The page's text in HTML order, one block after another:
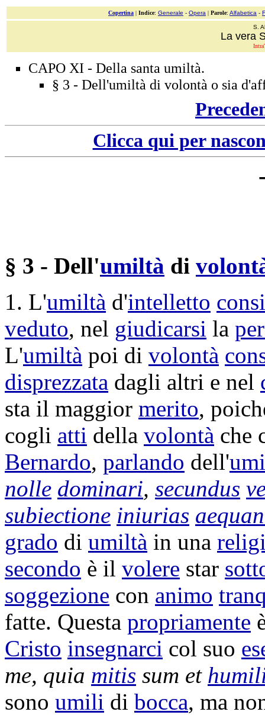
Copertina | Indice: Generale - Opera | Parole: Alfabetica -
S.
La vera
CAPO XI - Della santa umiltà.
§ 3 - Dell'umiltà di volontà o sia
Clicca qui per
§ 3 - Dell'umiltà di
1. L'umiltà d'intelletto
veduto, nel giudicarsi la
L'umiltà poi di volontà
disprezzata dagli altri e nel
sta il maggior merito,
cogli atti della volontà che
Bernardo, parlando dell'
nolle dominari, secundus
subiectione iniurias
grado di umiltà in una
secondo è il volere star
soggezione con animo
fatte. Questa propriamente
Cristo insegnarci col suo
me, quia mitis sum et
sono umili di bocca, ma